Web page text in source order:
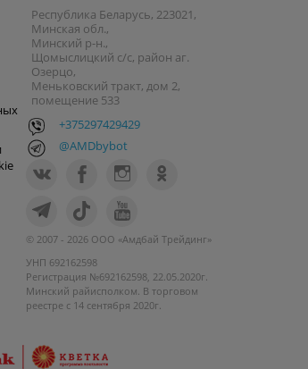
Республика Беларусь, 223021,
Минская обл.,
Минский р-н.,
Щомыслицкий с/с, район аг.
Озерцо,
Меньковский тракт, дом 2,
помещение 533
+375297429429
@AMDbybot
© 2007 - 2026 ООО «Амдбай Трейдинг»
УНП 692162598
Регистрация №692162598, 22.05.2020г.
Минский райисполком. В торговом
реестре с 14 сентября 2020г.